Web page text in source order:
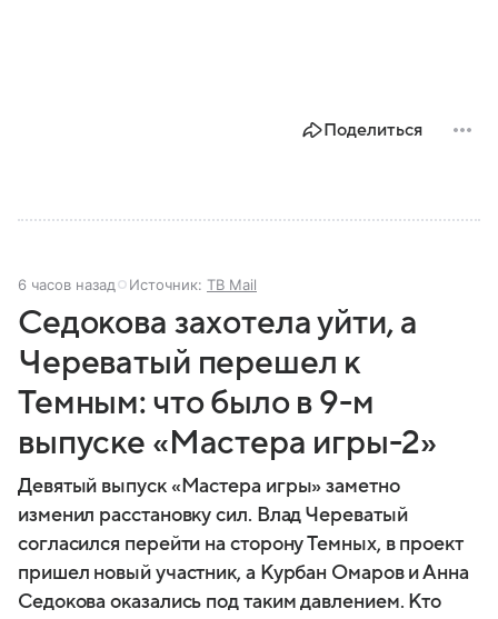
Поделиться
6 часов назад Источник: ТВ Mail
Седокова захотела уйти, а
Череватый перешел к
Темным: что было в 9-м
выпуске «Мастера игры-2»
Девятый выпуск «Мастера игры» заметно
изменил расстановку сил. Влад Череватый
согласился перейти на сторону Темных, в проект
пришел новый участник, а Курбан Омаров и Анна
Седокова оказались под таким давлением. Кто